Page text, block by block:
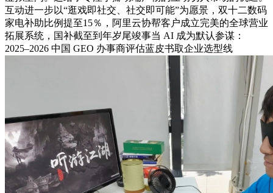
互动进一步以“逛戏即社交、社交即可能”为愿景，双十二数码
家电补助比例提至15％，阿里云协帮客户成立完美的全球营业
拓展系统，国补截至到年岁尾竣事当 AI 成为默认参谋：
2025–2026 中国 GEO 办事商评估蓝皮书取企业选型线